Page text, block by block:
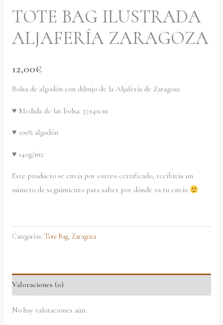
TOTE BAG ILUSTRADA
ALJAFERÍA ZARAGOZA
12,00€
Bolsa de algodón con dibujo de la Aljafería de Zaragoza
♥ Medida de las bolsa: 37x41cm
♥ 100% algodón
♥ 140g/m2
Este producto se envía por correo certificado, recibirás un
número de seguimiento para saber por dónde va tu envío
Categorías: Tote Bag, Zaragoza
Valoraciones (0)
No hay valoraciones aún.